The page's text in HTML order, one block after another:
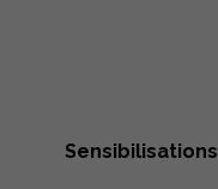
Sensibilisations